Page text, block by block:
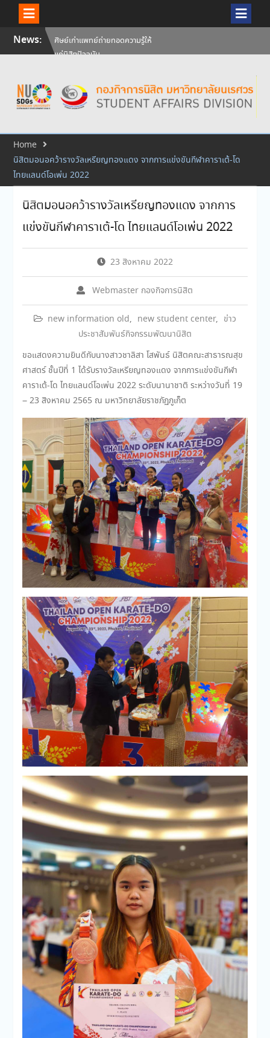
SkipNews:
ศิษย์เก่าแพทย์ถ่ายทอดความรู้ให้
แก่นิสิตปัจจุบัน
นเรศวร ครบรอบ 36 ปี 29
กรกฎาคม 2569
สัมภาษณ์นิสิตเพื่อพิจารณาเข้ารับ
ประจำปีการศึกษา 256
Home
นิสิตมอนอคว้ารางวัลเหรียญทองแดง จากการแข่งขันกีฬาคาราเต้-โด
ไทยแลนด์โอเพ่น 2022
นิสิตมอนอคว้ารางวัลเหรียญทองแดง จากการ
แข่งขันกีฬาคาราเต้-โด ไทยแลนด์โอเพ่น 2022
23 สิงหาคม 2022
Webmaster กองกิจการนิสิต
new information old, new student center, ข่าว
ประชาสัมพันธ์กิจกรรมพัฒนานิสิต
ขอแสดงความยินดีกับนางสาวชาลิสา โสพันธ์ นิสิตคณะสาธารณสุข
ศาสตร์ ชั้นปีที่ 1 ได้รับรางวัลเหรียญทองแดง จากการแข่งขันกีฬา
คาราเต้-โด ไทยแลนด์โอเพ่น 2022 ระดับนานาชาติ ระหว่างวันที่ 19
– 23 สิงหาคม 2565 ณ มหาวิทยาลัยราชภัฏภูเก็ต